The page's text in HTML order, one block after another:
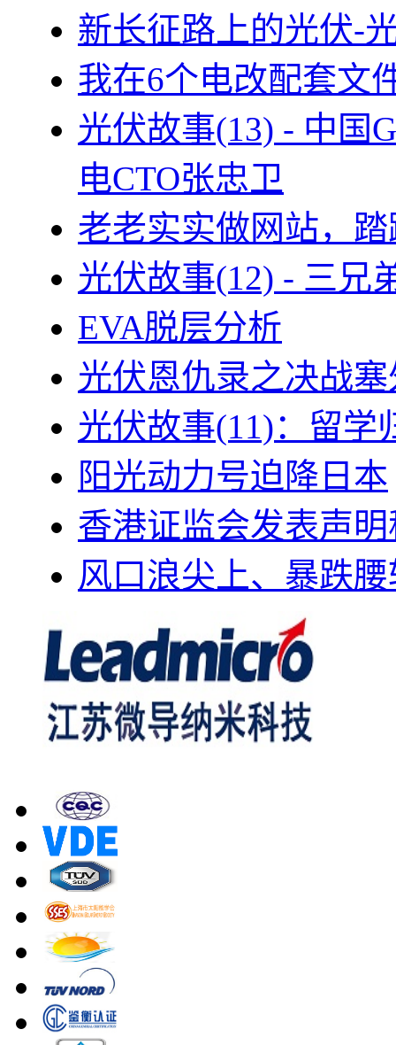
新长征路上的光伏-
我在6个电改配套文
光伏故事(13) - 中国
电CTO张忠卫
老老实实做网站，
光伏故事(12) - 三兄
EVA脱层分析
光伏恩仇录之决战
光伏故事(11)：留学
阳光动力号迫降日本
香港证监会发表声
风口浪尖上、暴跌